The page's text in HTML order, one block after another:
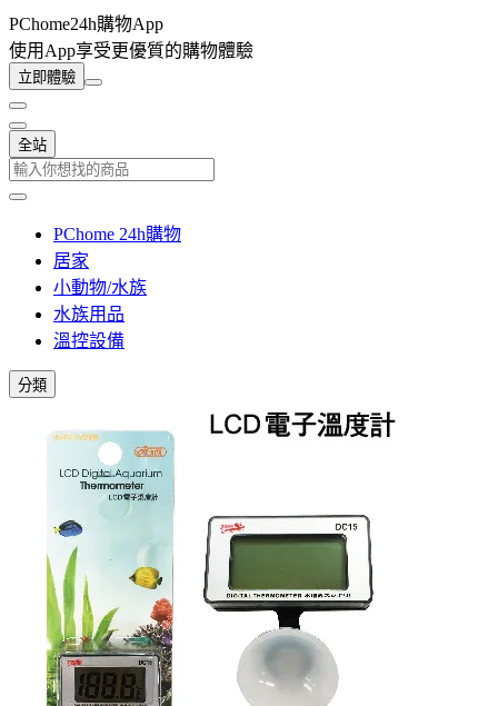
PChome24h購物App
使用App享受更優質的購物體驗
立即體驗
全站
PChome 24h購物
居家
小動物/水族
水族用品
溫控設備
分類